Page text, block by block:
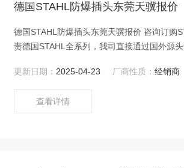
德国STAHL防爆插头东莞天骥报价
德国STAHL防爆插头东莞天骥报价 咨询订购
责德国STAHL全系列，我司直接通过国外源头
更新日期： 2025-04-23 厂商性质：经销商
查看详情